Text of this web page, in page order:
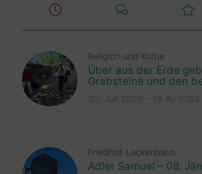
Religion und Kultur
Über aus der Erde
Grabsteine und den
Friedhof Lackenbach
Adler Samuel – 08.